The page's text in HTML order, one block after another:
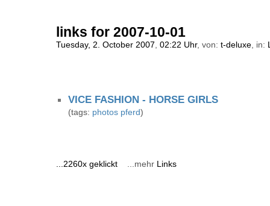
links for 2007-10-01
Tuesday, 2. October 2007, 02:22 Uhr, von: t-deluxe, in:
VICE FASHION - HORSE GIRLS
(tags: photos pferd)
...2260x geklickt ...mehr Links